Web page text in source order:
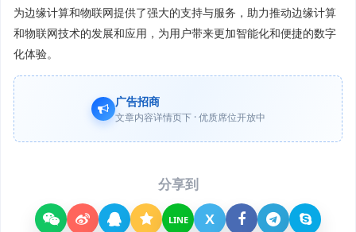
为边缘计算和物联网提供了强大的支持与服务，助力推动边缘计算
和物联网技术的发展和应用，为用户带来更加智能化和便捷的数字
化体验。
广告招商
文章内容详情页下 · 优质席位开放中
分享到
LINE X